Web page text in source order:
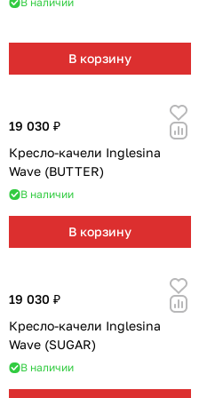
В корзину
19 030 ₽
Кресло-качели Inglesina
Wave (BUTTER)
В наличии
В корзину
19 030 ₽
Кресло-качели Inglesina
Wave (SUGAR)
В наличии